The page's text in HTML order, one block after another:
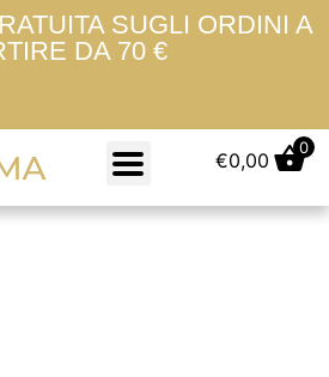
SUGLI ORDINI A
DA 70 €
€0,00
0